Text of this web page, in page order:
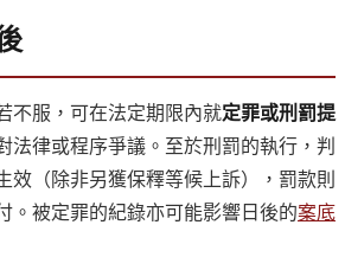
不服，可在法定期限內就定罪或刑罰提
法律或程序爭議。至於刑罰的執行，判
效（除非另獲保釋等候上訴），罰款則
。被定罪的紀錄亦可能影響日後的案底